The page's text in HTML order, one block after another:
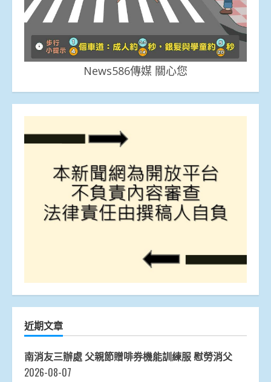
News586傳媒 關心您
近期文章
南消友三辦處 父親節贈啡券機能訓練服 慰勞消父
2026-08-07